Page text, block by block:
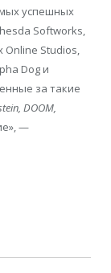
успешных
Softworks,
Online Studios,
Dog и
за такие
DOOM,
—